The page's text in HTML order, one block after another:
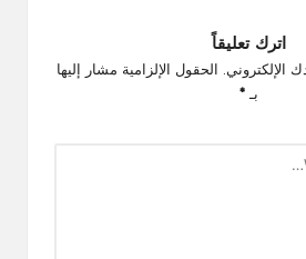
اترك تعليقاً
الإلكتروني.
الحقول الإلزامية مشار إليها
بـ*